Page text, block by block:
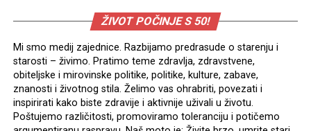
ŽIVOT POČINJE S 50!
Mi smo medij zajednice. Razbijamo predrasude o starenju i
starosti – živimo. Pratimo teme zdravlja, zdravstvene,
obiteljske i mirovinske politike, politike, kulture, zabave,
znanosti i životnog stila. Želimo vas ohrabriti, povezati i
inspirirati kako biste zdravije i aktivnije uživali u životu.
Poštujemo različitosti, promoviramo toleranciju i potičemo